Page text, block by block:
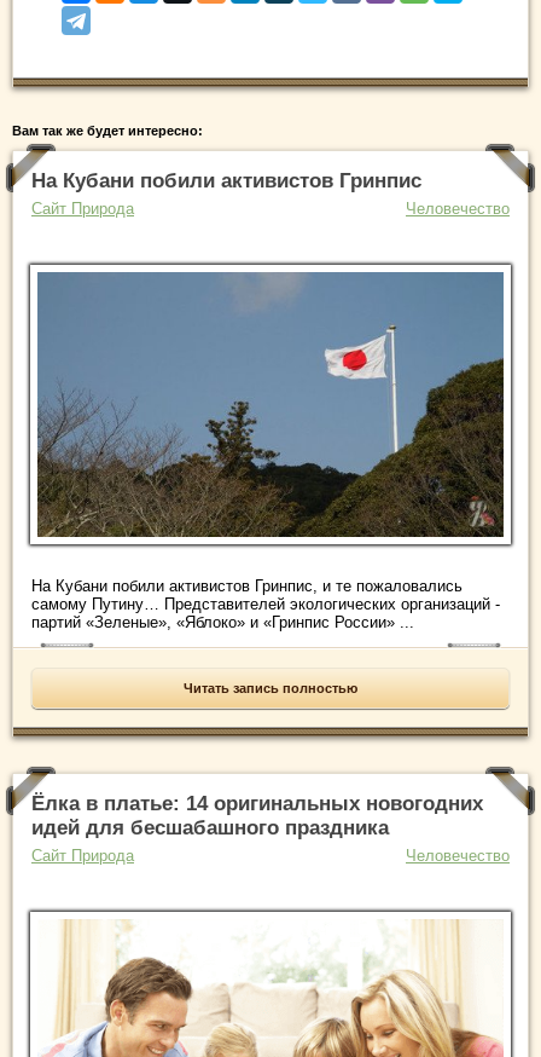
Вам так же будет интересно:
На Кубани побили активистов Гринпис
Сайт Природа Человечество
На Кубани побили активистов Гринпис, и те пожаловались
самому Путину… Представителей экологических организаций -
партий «Зеленые», «Яблоко» и «Гринпис России» ...
Читать запись полностью
Ёлка в платье: 14 оригинальных новогодних
идей для бесшабашного праздника
Сайт Природа Человечество